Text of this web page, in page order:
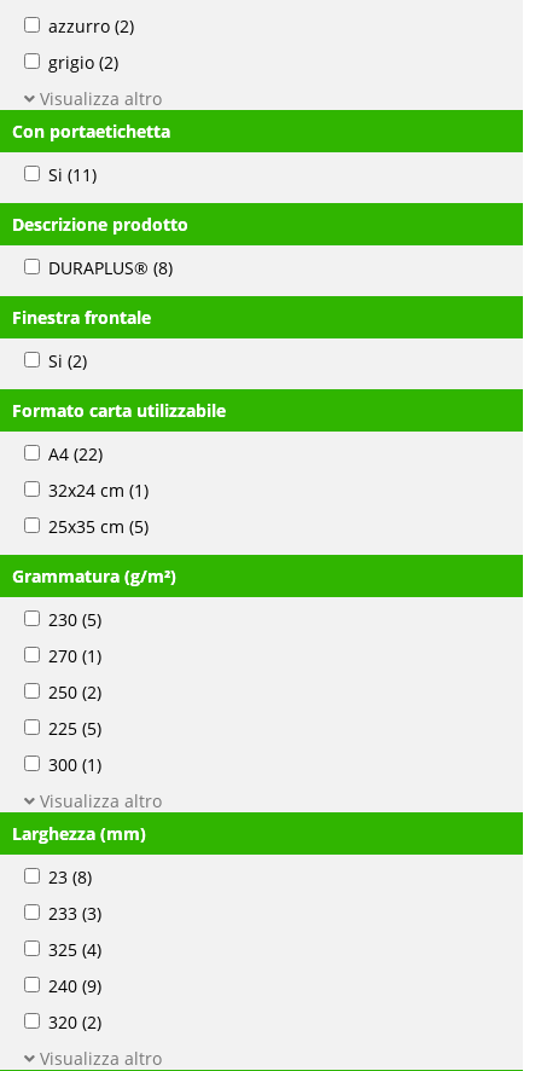
azzurro (2)
grigio (2)
Visualizza altro
Con portaetichetta
Si (11)
Descrizione prodotto
DURAPLUS® (8)
Finestra frontale
Si (2)
Formato carta utilizzabile
A4 (22)
32x24 cm (1)
25x35 cm (5)
Grammatura (g/m²)
230 (5)
270 (1)
250 (2)
225 (5)
300 (1)
Visualizza altro
Larghezza (mm)
23 (8)
233 (3)
325 (4)
240 (9)
320 (2)
Visualizza altro